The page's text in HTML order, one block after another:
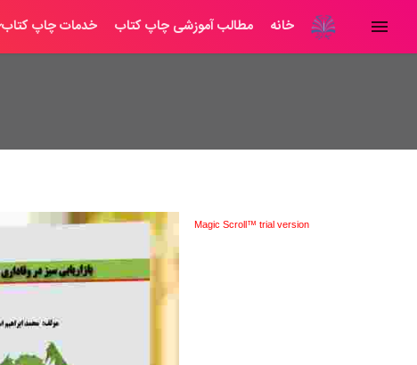
خانه مطالب آموزشی چاپ کتاب خدمات چاپ کتاب
Magic Scroll™ trial version